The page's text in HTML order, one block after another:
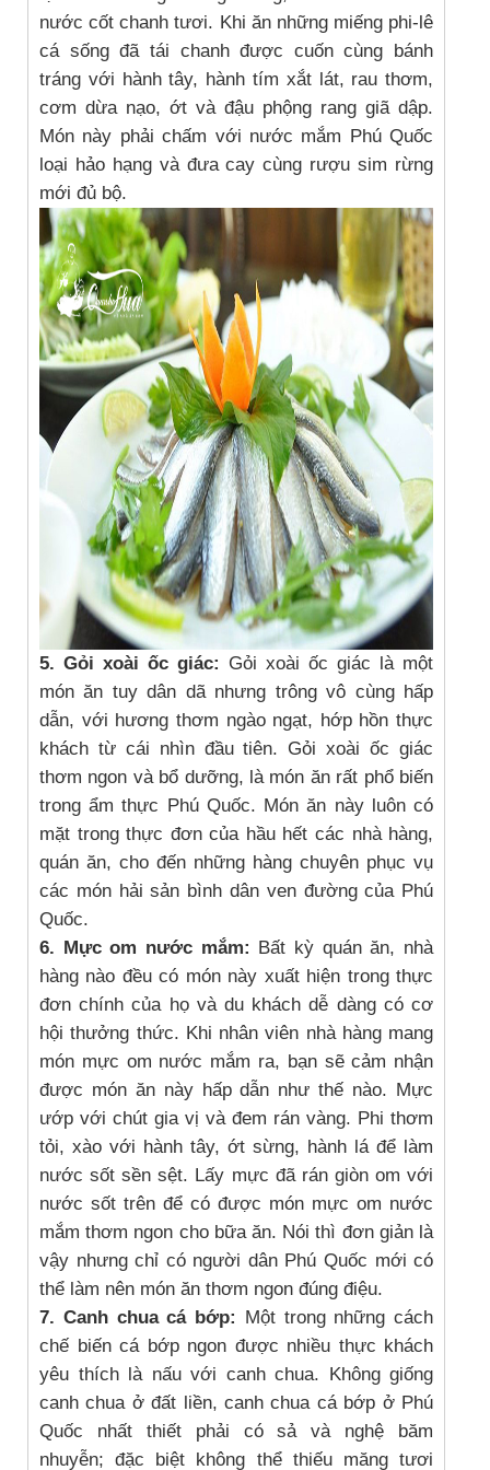
nước cốt chanh tươi. Khi ăn những miếng phi-lê
cá sống đã tái chanh được cuốn cùng bánh
tráng với hành tây, hành tím xắt lát, rau thơm,
cơm dừa nạo, ớt và đậu phộng rang giã dập.
Món này phải chấm với nước mắm Phú Quốc
loại hảo hạng và đưa cay cùng rượu sim rừng
mới đủ bộ.
5. Gỏi xoài ốc giác: Gỏi xoài ốc giác là một
món ăn tuy dân dã nhưng trông vô cùng hấp
dẫn, với hương thơm ngào ngạt, hớp hồn thực
khách từ cái nhìn đầu tiên. Gỏi xoài ốc giác
thơm ngon và bổ dưỡng, là món ăn rất phổ biến
trong ẩm thực Phú Quốc. Món ăn này luôn có
mặt trong thực đơn của hầu hết các nhà hàng,
quán ăn, cho đến những hàng chuyên phục vụ
các món hải sản bình dân ven đường của Phú
Quốc.
6. Mực om nước mắm: Bất kỳ quán ăn, nhà
hàng nào đều có món này xuất hiện trong thực
đơn chính của họ và du khách dễ dàng có cơ
hội thưởng thức. Khi nhân viên nhà hàng mang
món mực om nước mắm ra, bạn sẽ cảm nhận
được món ăn này hấp dẫn như thế nào. Mực
ướp với chút gia vị và đem rán vàng. Phi thơm
tỏi, xào với hành tây, ớt sừng, hành lá để làm
nước sốt sền sệt. Lấy mực đã rán giòn om với
nước sốt trên để có được món mực om nước
mắm thơm ngon cho bữa ăn. Nói thì đơn giản là
vậy nhưng chỉ có người dân Phú Quốc mới có
thể làm nên món ăn thơm ngon đúng điệu.
7. Canh chua cá bớp:
Một trong những cách
chế biến cá bớp ngon được nhiều thực khách
yêu thích là nấu với canh chua. Không giống
canh chua ở đất liền, canh chua cá bớp ở Phú
Quốc nhất thiết phải có sả và nghệ băm
nhuyễn; đặc biệt không thể thiếu măng tươi